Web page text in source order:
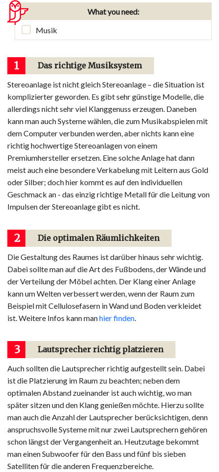
What you need:
Musik
1 Das richtige Musiksystem
Stereoanlage ist nicht gleich Stereoanlage – die Situation ist
komplizierter geworden. Es gibt sehr günstige Modelle, die
allerdings nicht sehr viel Klanggenuss erzeugen. Daneben
kann man auch Systeme wählen, die zum Musikabspielen mit
dem Computer verbunden werden, aber nichts kann eine
richtig hochwertige Stereoanlagen von einem
Premiumhersteller ersetzen. Eine solche Anlage hat dann
meist auch eine besondere Verkabelung mit Leitern aus Gold
oder Silber; doch hier kommt es auf den individuellen
Geschmack an - das einzig richtige Metall für die Leitung von
Impulsen der Stereoanlage gibt es nicht.
2 Die optimalen Räumlichkeiten
Die Gestaltung des Raumes ist darüber hinaus sehr wichtig.
Dabei sollte man auf die Art des Fußbodens, der Wände und
der Verteilung der Möbel achten. Der Klang einer Anlage
kann um Welten verbessert werden, wenn der Raum zum
Beispiel mit Cellulosefasern in Wand und Boden verkleidet
ist. Weitere Infos kann manhier finden.
3 Lautsprecher richtig platzieren
Auch sollten die Lautsprecher richtig aufgestellt sein. Dabei
ist die Platzierung im Raum zu beachten; neben dem
optimalen Abstand zueinander ist auch wichtig, wo man
später sitzen und den Klang genießen möchte. Hierzu sollte
man auch die Anzahl der Lautsprecher berücksichtigen, denn
anspruchsvolle Systeme mit nur zwei Lautsprechern gehören
schon längst der Vergangenheit an. Heutzutage bekommt
man einen Subwoofer für den Bass und fünf bis sieben
Satelliten für die anderen Frequenzbereiche.